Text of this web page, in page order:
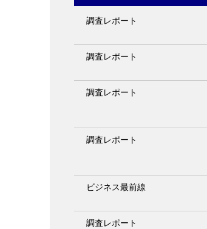
調査レポート
調査レポート
調査レポート
調査レポート
ビジネス最前線
調査レポート